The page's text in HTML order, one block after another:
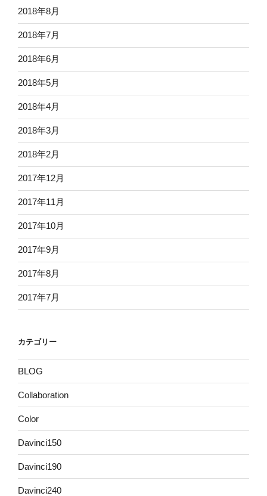
2018年8月
2018年7月
2018年6月
2018年5月
2018年4月
2018年3月
2018年2月
2017年12月
2017年11月
2017年10月
2017年9月
2017年8月
2017年7月
カテゴリー
BLOG
Collaboration
Color
Davinci150
Davinci190
Davinci240